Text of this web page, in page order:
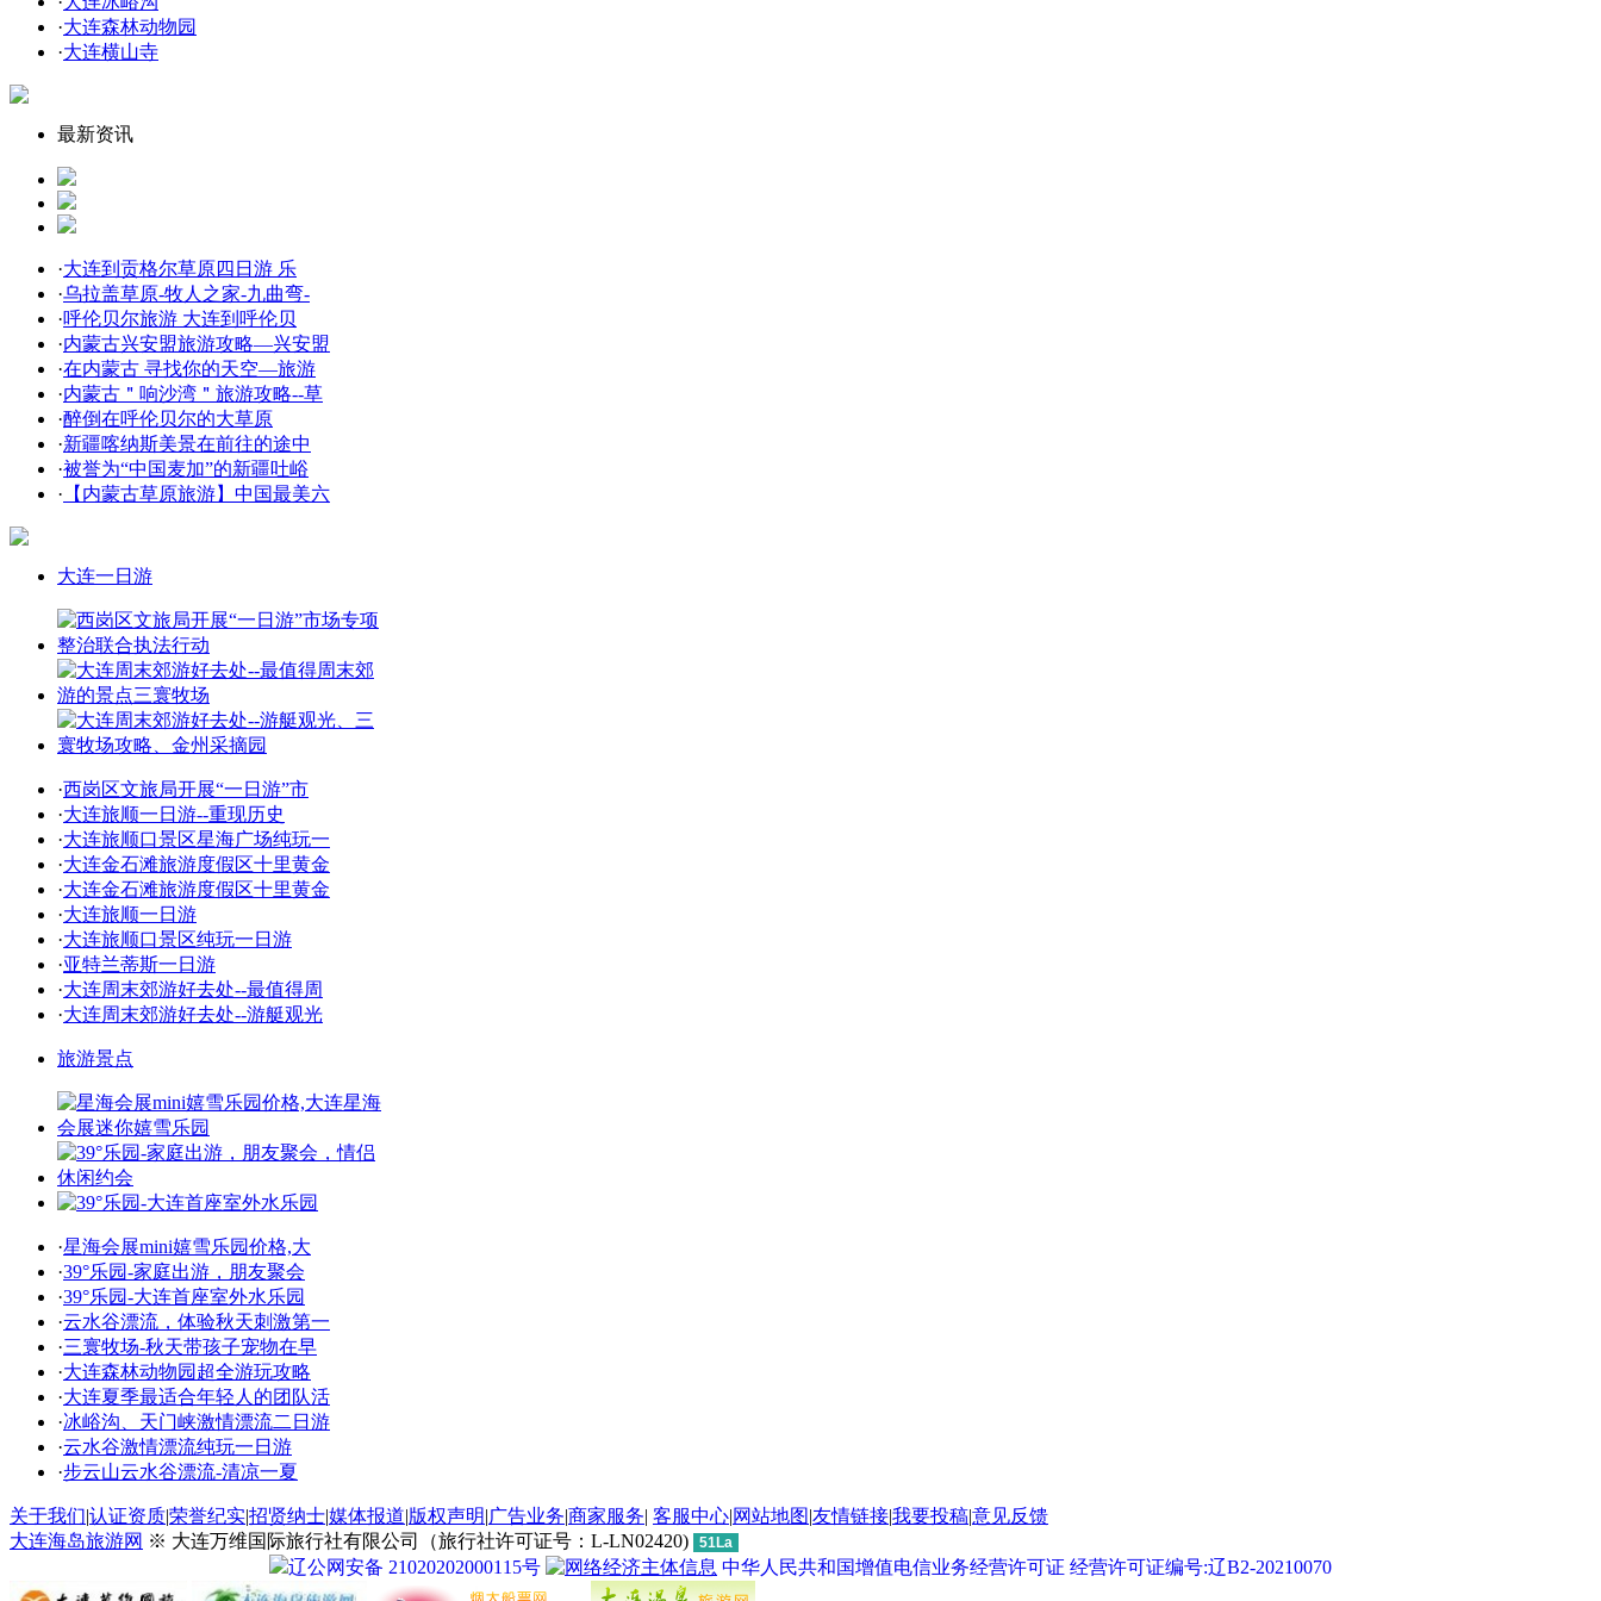
·大连森林动物园
·大连横山寺
最新资讯
·大连到贡格尔草原四日游 乐
·乌拉盖草原-牧人之家-九曲弯-
·呼伦贝尔旅游 大连到呼伦贝
·内蒙古兴安盟旅游攻略—兴安盟
·在内蒙古 寻找你的天空—旅游
·内蒙古＂响沙湾＂旅游攻略--草
·醉倒在呼伦贝尔的大草原
·新疆喀纳斯美景在前往的途中
·被誉为“中国麦加”的新疆吐峪
· 【内蒙古草原旅游】中国最美六
大连一日游
·西岗区文旅局开展“一日游”市
·大连旅顺一日游--重现历史
·大连旅顺口景区星海广场纯玩一
·大连金石滩旅游度假区十里黄金
·大连金石滩旅游度假区十里黄金
·大连旅顺一日游
·大连旅顺口景区纯玩一日游
·亚特兰蒂斯一日游
·大连周末郊游好去处--最值得周
·大连周末郊游好去处--游艇观光
旅游景点
·星海会展mini嬉雪乐园价格,大
·39°乐园-家庭出游，朋友聚会
·39°乐园-大连首座室外水乐园
·云水谷漂流，体验秋天刺激第一
·三寰牧场-秋天带孩子宠物在早
·大连森林动物园超全游玩攻略
·大连夏季最适合年轻人的团队活
·冰峪沟、天门峡激情漂流二日游
·云水谷激情漂流纯玩一日游
·步云山云水谷漂流-清凉一夏
关于我们|认证资质|荣誉纪实|招贤纳士|媒体报道|版权声明|广告业务|商家服务| 客服中心|网站地图|友情链接|我要投稿|意见反馈
大连海岛旅游网 ※ 大连万维国际旅行社有限公司（旅行社许可证号：L-LN02420) 51La
辽公网安备 21020202000115号 中华人民共和国增值电信业务经营许可证 经营许可证编号:辽B2-20210070